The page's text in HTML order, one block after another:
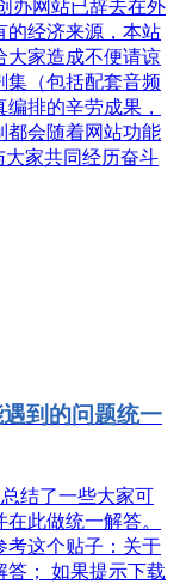
办网站已辞去在外
的经济来源，本站
大家造成不便请谅
集（包括配套音频
排的辛劳成果，
都会随着网站功能
大家共同经历奋斗
到的问题统一
结了一些大家可
此做统一解答。
考这个贴子：关于
答； 如果提示下载